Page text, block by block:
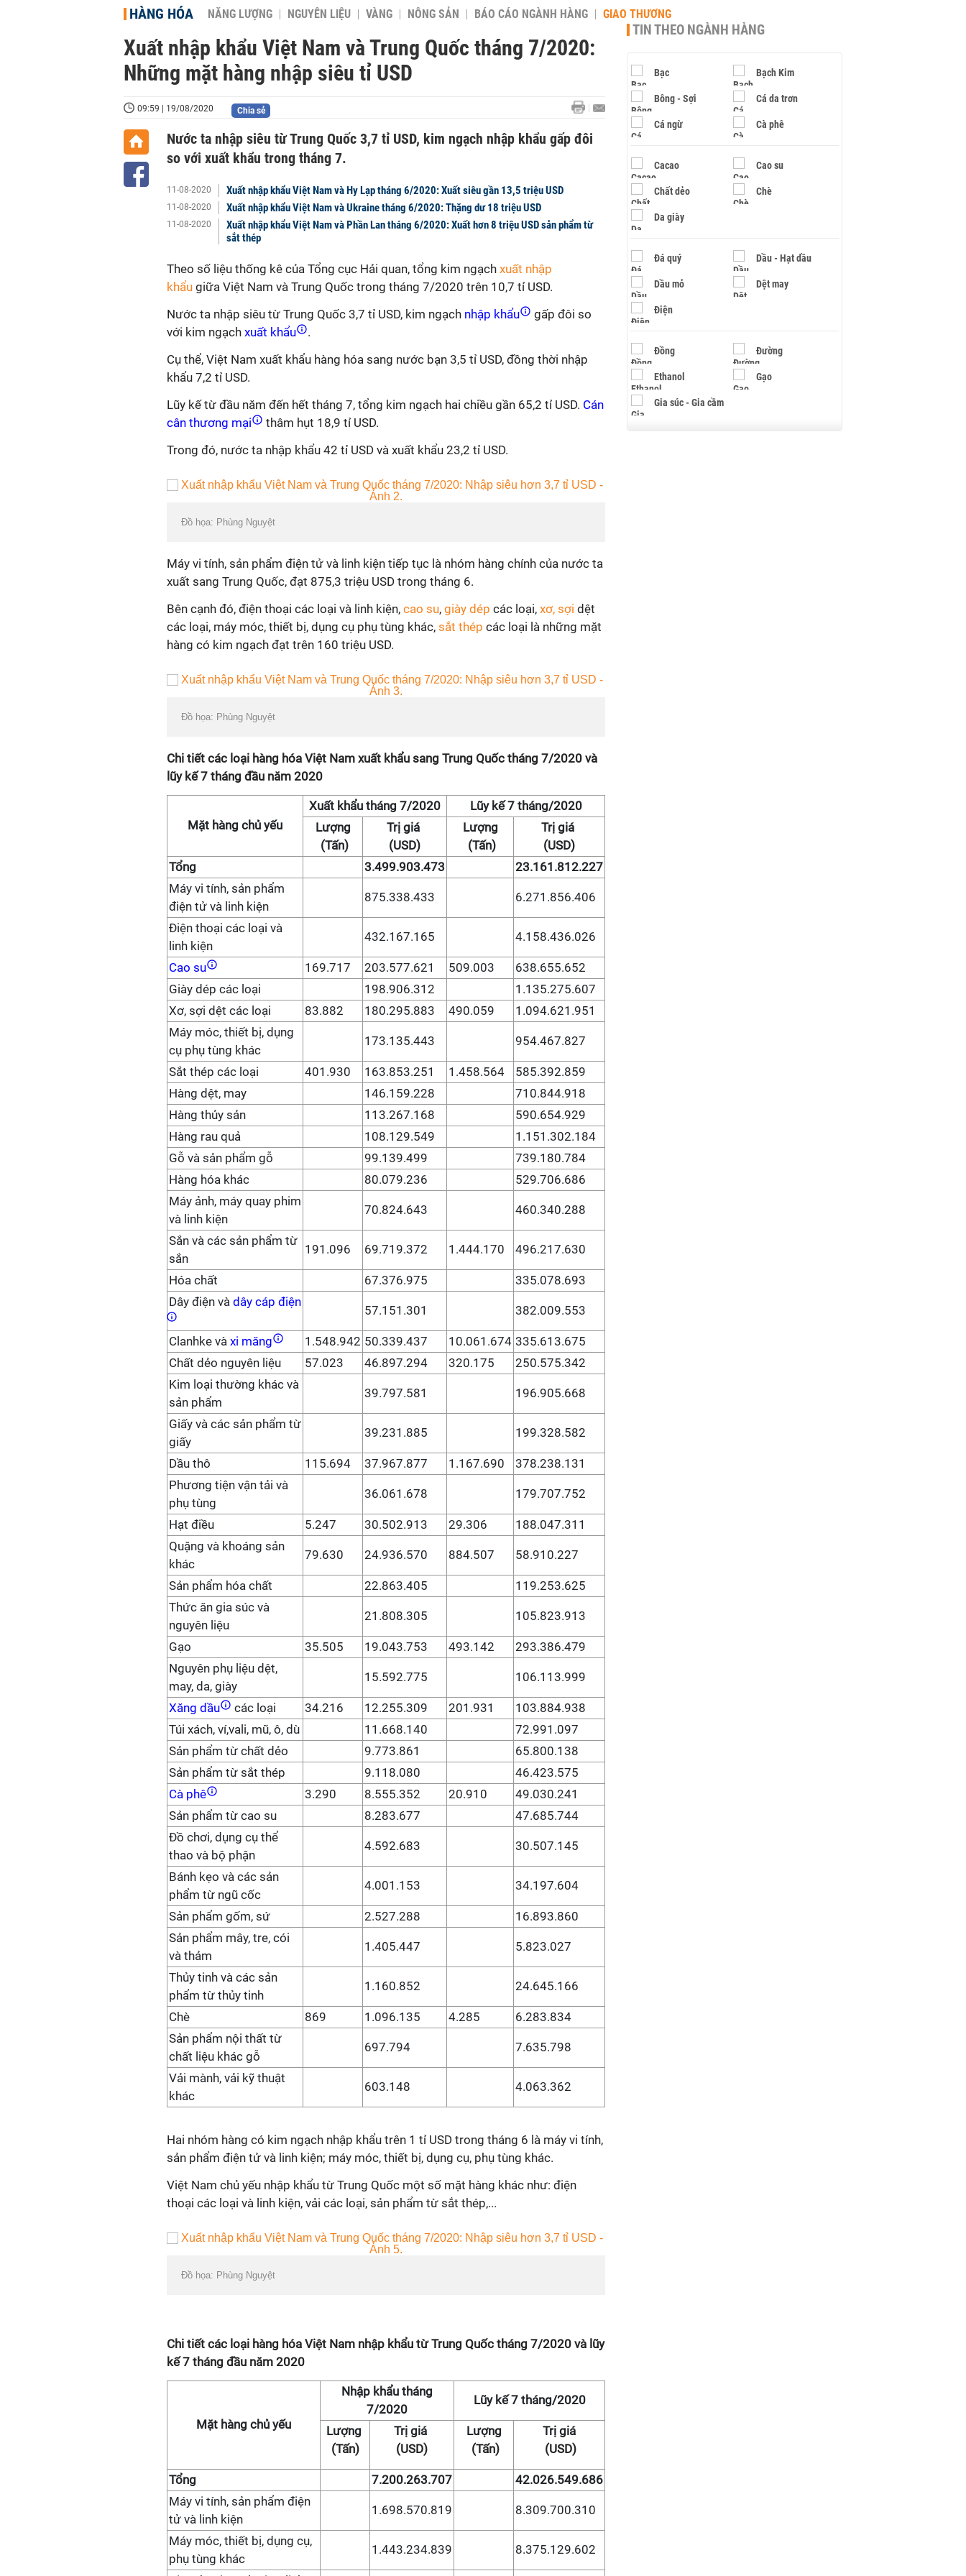
HÀNG HÓA NĂNG LƯỢNG NGUYÊN LIỆU VÀNG NÔNG SẢN BÁO CÁO NGÀNH HÀNG GIAO THƯƠNG
Xuất nhập khẩu Việt Nam và Trung Quốc tháng 7/2020:
Những mặt hàng nhập siêu tỉ USD
09:59 | 19/08/2020 Chia sẻ
Nước ta nhập siêu từ Trung Quốc 3,7 tỉ USD, kim ngạch nhập khẩu gấp đôi
so với xuất khẩu trong tháng 7.
11-08-2020 Xuất nhập khẩu Việt Nam và Hy Lạp tháng 6/2020: Xuất siêu gần 13,5 triệu USD
11-08-2020 Xuất nhập khẩu Việt Nam và Ukraine tháng 6/2020: Thặng dư 18 triệu USD
11-08-2020
Xuất nhập khẩu Việt Nam và Phần Lan tháng 6/2020: Xuất hơn 8 triệu USD sản phẩm từ
sắt thép
Theo số liệu thống kê của Tổng cục Hải quan, tổng kim ngạch xuất nhập
khẩu giữa Việt Nam và Trung Quốc trong tháng 7/2020 trên 10,7 tỉ USD.
Nước ta nhập siêu từ Trung Quốc 3,7 tỉ USD, kim ngạch nhập khẩu
gấp đôi so
với kim ngạch xuất khẩu
.
Cụ thể, Việt Nam xuất khẩu hàng hóa sang nước bạn 3,5 tỉ USD, đồng thời nhập
khẩu 7,2 tỉ USD.
Lũy kế từ đầu năm đến hết tháng 7, tổng kim ngạch hai chiều gần 65,2 tỉ USD. Cán
cân thương mại
thâm hụt 18,9 tỉ USD.
Trong đó, nước ta nhập khẩu 42 tỉ USD và xuất khẩu 23,2 tỉ USD.
Đồ họa: Phùng Nguyệt
Máy vi tính, sản phẩm điện tử và linh kiện tiếp tục là nhóm hàng chính của nước ta
xuất sang Trung Quốc, đạt 875,3 triệu USD trong tháng 6.
Bên cạnh đó, điện thoại các loại và linh kiện, cao su, giày dép các loại, xơ, sợi dệt
các loại, máy móc, thiết bị, dụng cụ phụ tùng khác, sắt thép các loại là những mặt
hàng có kim ngạch đạt trên 160 triệu USD.
Đồ họa: Phùng Nguyệt
Chi tiết các loại hàng hóa Việt Nam xuất khẩu sang Trung Quốc tháng 7/2020 và
lũy kế 7 tháng đầu năm 2020
Mặt hàng chủ yếu
Xuất khẩu tháng 7/2020
Lũy kế 7 tháng/2020
Lượng
(Tấn)
Trị giá
(USD)
Lượng
(Tấn)
Trị giá
(USD)
Tổng
3.499.903.473
23.161.812.227
Máy vi tính, sản phẩm
điện tử và linh kiện
875.338.433 6.271.856.406
Điện thoại các loại và
linh kiện
432.167.165 4.158.436.026
Cao su 169.717 203.577.621 509.003
638.655.652
Giày dép các loại
198.906.312
1.135.275.607
Xơ, sợi dệt các loại
83.882 180.295.883 490.059
1.094.621.951
Máy móc, thiết bị, dụng
cụ phụ tùng khác
173.135.443 954.467.827
Sắt thép các loại 401.930 163.853.251 1.458.564
585.392.859
Hàng dệt, may
146.159.228
710.844.918
Hàng thủy sản
113.267.168
590.654.929
Hàng rau quả
108.129.549
1.151.302.184
Gỗ và sản phẩm gỗ
99.139.499
739.180.784
Hàng hóa khác
80.079.236
529.706.686
Máy ảnh, máy quay phim
và linh kiện
70.824.643 460.340.288
Sắn và các sản phẩm từ
sắn
191.096 69.719.372 1.444.170 496.217.630
Hóa chất 67.376.975
335.078.693
Dây điện và dây cáp điện
57.151.301 382.009.553
Clanhke và xi măng 1.548.942 50.339.437 10.061.674 335.613.675
Chất dẻo nguyên liệu
57.023 46.897.294 320.175
250.575.342
Kim loại thường khác và
sản phẩm
39.797.581 196.905.668
Giấy và các sản phẩm từ
giấy
39.231.885 199.328.582
Dầu thô 115.694 37.967.877 1.167.690
378.238.131
Phương tiện vận tải và
phụ tùng
36.061.678 179.707.752
Hạt điều 5.247 30.502.913 29.306
188.047.311
Quặng và khoáng sản
khác
79.630 24.936.570 884.507 58.910.227
Sản phẩm hóa chất 22.863.405
119.253.625
Thức ăn gia súc và
nguyên liệu
21.808.305 105.823.913
Gạo 35.505 19.043.753 493.142
293.386.479
Nguyên phụ liệu dệt,
may, da, giày
15.592.775 106.113.999
Xăng dầu các loại 34.216 12.255.309 201.931
103.884.938
Túi xách, ví,vali, mũ, ô, dù
11.668.140
72.991.097
Sản phẩm từ chất dẻo
9.773.861
65.800.138
Sản phẩm từ sắt thép
9.118.080
46.423.575
Cà phê
3.290 8.555.352 20.910
49.030.241
Sản phẩm từ cao su
8.283.677
47.685.744
Đồ chơi, dụng cụ thể
thao và bộ phận
4.592.683 30.507.145
Bánh kẹo và các sản
phẩm từ ngũ cốc
4.001.153 34.197.604
Sản phẩm gốm, sứ 2.527.288
16.893.860
Sản phẩm mây, tre, cói
và thảm
1.405.447 5.823.027
Thủy tinh và các sản
phẩm từ thủy tinh
1.160.852 24.645.166
Chè 869 1.096.135 4.285
6.283.834
Sản phẩm nội thất từ
chất liệu khác gỗ
697.794 7.635.798
Vải mành, vải kỹ thuật
khác
603.148 4.063.362
Hai nhóm hàng có kim ngạch nhập khẩu trên 1 tỉ USD trong tháng 6 là máy vi tính,
sản phẩm điện tử và linh kiện; máy móc, thiết bị, dụng cụ, phụ tùng khác.
Việt Nam chủ yếu nhập khẩu từ Trung Quốc một số mặt hàng khác như: điện
thoại các loại và linh kiện, vải các loại, sản phẩm từ sắt thép,...
Đồ họa: Phùng Nguyệt
Chi tiết các loại hàng hóa Việt Nam nhập khẩu từ Trung Quốc tháng 7/2020 và lũy
kế 7 tháng đầu năm 2020
Mặt hàng chủ yếu
Nhập khẩu tháng
7/2020
Lũy kế 7 tháng/2020
Lượng
(Tấn)
Trị giá
(USD)
Lượng
(Tấn)
Trị giá
(USD)
Tổng 7.200.263.707
42.026.549.686
Máy vi tính, sản phẩm điện
tử và linh kiện
1.698.570.819 8.309.700.310
Máy móc, thiết bị, dụng cụ,
phụ tùng khác
1.443.234.839 8.375.129.602
TIN THEO NGÀNH HÀNG
Bạc Bạch Kim
Bông - Sợi Cá da trơn
Cá ngừ Cà phê
Cacao Cao su
Chất dẻo Chè
Da giày
Đá quý Dầu - Hạt dầu
Dầu mỏ Dệt may
Điện
Đồng Đường
Ethanol Gạo
Gia súc - Gia cầm